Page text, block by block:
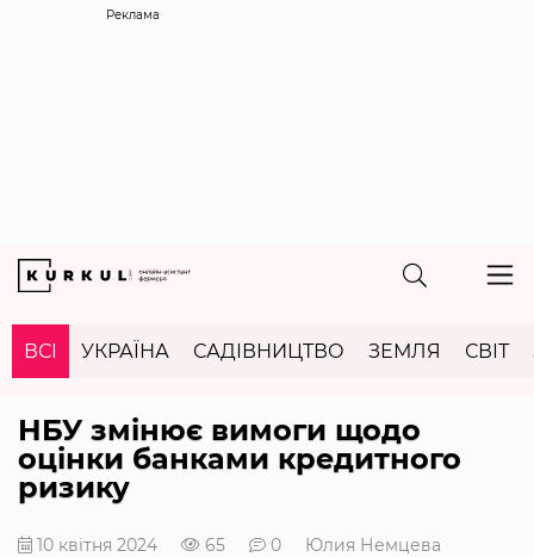
Реклама
ВСІ УКРАЇНА САДІВНИЦТВО ЗЕМЛЯ СВІТ
НБУ змінює вимоги щодо
оцінки банками кредитного
ризику
10 квітня 2024 65 0 Юлия Немцева